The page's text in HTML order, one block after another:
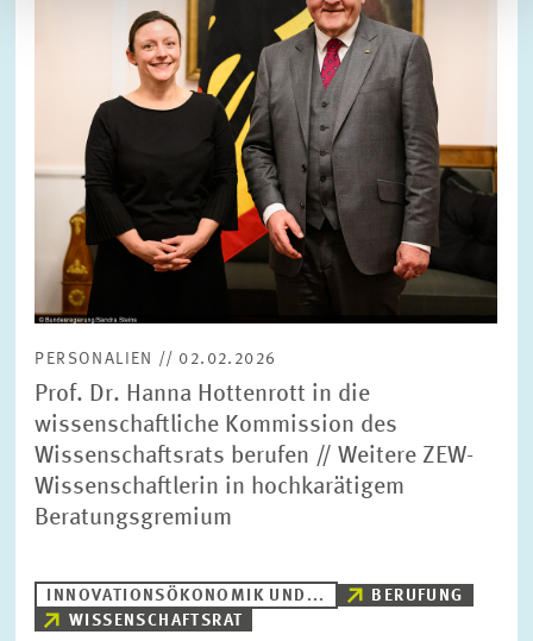
PERSONALIEN // 02.02.2026
Prof. Dr. Hanna Hottenrott in die
wissenschaftliche Kommission des
Wissenschaftsrats berufen // Weitere ZEW-
Wissenschaftlerin in hochkarätigem
Beratungsgremium
INNOVATIONSÖKONOMIK UND...
BERUFUNG
WISSENSCHAFTSRAT